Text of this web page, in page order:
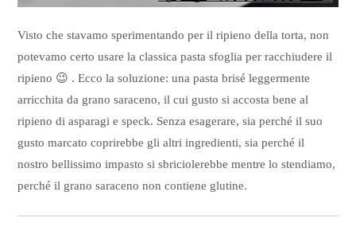
Visto che stavamo sperimentando per il ripieno della torta, non
potevamo certo usare la classica pasta sfoglia per racchiudere il
ripieno 😉 . Ecco la soluzione: una pasta brisé leggermente
arricchita da grano saraceno, il cui gusto si accosta bene al
ripieno di asparagi e speck. Senza esagerare, sia perché il suo
gusto marcato coprirebbe gli altri ingredienti, sia perché il
nostro bellissimo impasto si sbriciolerebbe mentre lo stendiamo,
perché il grano saraceno non contiene glutine.